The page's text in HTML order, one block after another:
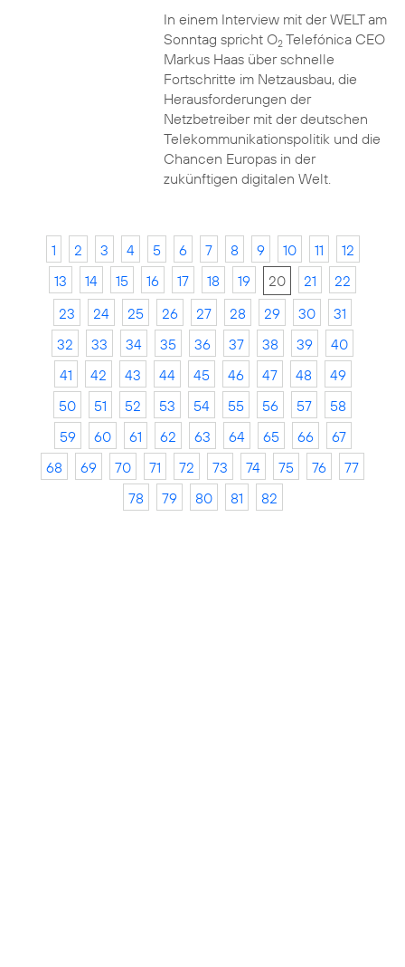
In einem Interview mit der WELT am
Sonntag spricht O2Telefónica CEO
Markus Haas über schnelle
Fortschritte im Netzausbau, die
Herausforderungen der
Netzbetreiber mit der deutschen
Telekommunikationspolitik und die
Chancen Europas in der
zukünftigen digitalen Welt.
1 2 3 4 5 6 7 8 9 10 11
12
13
14 15 16 17 18 19 20 21
22
23
24 25 26 27 28 29 30
31
32
33 34 35 36 37 38 39
40
41
42 43 44 45 46 47 48
49
50
51 52 53 54 55 56 57
58
59
60 61 62 63 64 65 66
67
68
69 70 71 72 73 74 75 76
77
78
79 80 81 82